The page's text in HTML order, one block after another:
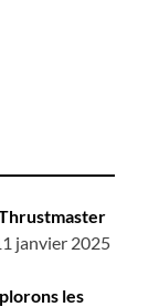
janvier 2025
les